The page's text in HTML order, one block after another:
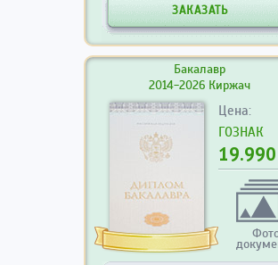
ЗАКАЗАТЬ
Бакалавр
2014-2026 Киржач
Цена:
ГОЗНАК
19.990